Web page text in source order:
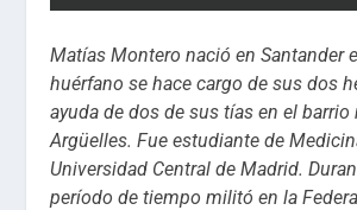
Matías Montero nació en Santander
huérfano se hace cargo de sus dos
ayuda de dos de sus tías en el
Argüelles. Fue estudiante de
Universidad Central de Madrid.
período de tiempo militó en la